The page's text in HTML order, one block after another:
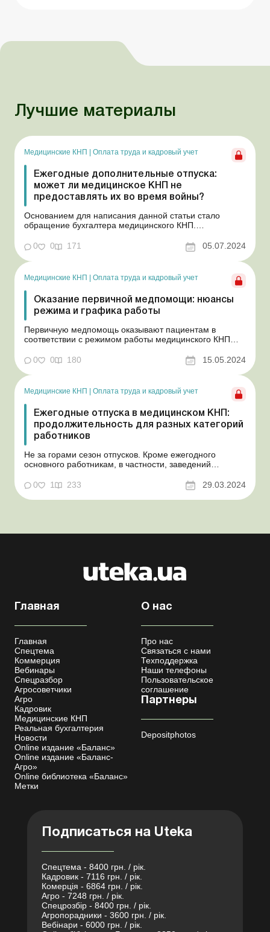
Лучшие материалы
Медицинские КНП Оплата труда и кадровый учет
Ежегодные дополнительные отпуска:
может ли медицинское КНП не
предоставлять их во время войны?
Основанием для написания данной статьи стало
обращение бухгалтера медицинского КНП.
несколько видов дополнительных ежегодных отпусков
как за вредные и тяжелые условия труда, так и за
особый характер труда, в частности за
ненормированный рабочий день. Мо...
0 0 171 05.07.2024
Медицинские КНП | Оплата труда и кадровый учет
Оказание первичной медпомощи: нюансы
режима и графика работы
Первичную медпомощь оказывают пациентам в
соответствии с режимом работы медицинского КНП
когда ему болеть, и организм не подстроен под график
работы медзаведений. Поэтому иногда возникает
необходимость обратиться за медпомощью вне часов
приема пациен...
0 0 180 15.05.2024
Медицинские КНП | Оплата труда и кадровый учет
Ежегодные отпуска в медицинском КНП:
продолжительность для разных категорий
работников
Не за горами сезон отпусков. Кроме ежегодного
основного работникам, в частности, заведений
дополнительные отпуска. И здесь многое зависит от
профиля заведения, выполняемой работы, должности
или профессии, стажа работы. Поэтому медицинским
0 1 233 29.03.2024
Главная
Главная
Спецтема
Коммерция
Вебинары
Спецразбор
Агросоветчики
Агро
Кадровик
Медицинские КНП
Реальная бухгалтерия
Новости
Online издание «Баланс»
Online издание «Баланс-
Агро»
Online библиотека «Баланс»
Метки
О нас
Про нас
Связаться с нами
Техподдержка
Наши телефоны
Пользовательское
соглашение
Партнеры
Depositphotos
Подписаться на Uteka
Спецтема - 8400 грн. / рік.
Кадровик - 7116 грн. / рік.
Комерція - 6864 грн. / рік.
Агро - 7248 грн. / рік.
Спецрозбір - 8400 грн. / рік.
Агропорадники - 3600 грн. / рік.
Вебінари - 6000 грн. / рік.